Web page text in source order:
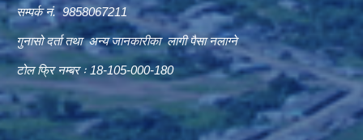
सम्पर्क नं. 9858067211
गुनासो दर्ता तथा अन्य जानकारीका लागी पैसा नलाग्ने
टोल फ्रि नम्बर ः 18-105-000-180